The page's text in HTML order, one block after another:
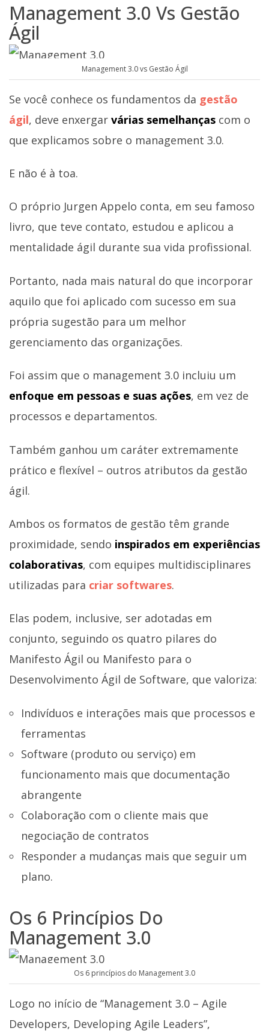
Management 3.0 Vs Gestão
Ágil
Management 3.0 vs Gestão Ágil
Se você conhece os fundamentos da gestão
ágil, deve enxergar várias semelhanças com o
que explicamos sobre o management 3.0.
E não é à toa.
O próprio Jurgen Appelo conta, em seu famoso
livro, que teve contato, estudou e aplicou a
mentalidade ágil durante sua vida profissional.
Portanto, nada mais natural do que incorporar
aquilo que foi aplicado com sucesso em sua
própria sugestão para um melhor
gerenciamento das organizações.
Foi assim que o management 3.0 incluiu um
enfoque em pessoas e suas ações, em vez de
processos e departamentos.
Também ganhou um caráter extremamente
prático e flexível – outros atributos da gestão
ágil.
Ambos os formatos de gestão têm grande
proximidade, sendo inspirados em experiências
colaborativas, com equipes multidisciplinares
utilizadas para criar softwares.
Elas podem, inclusive, ser adotadas em
conjunto, seguindo os quatro pilares do
Manifesto Ágil ou Manifesto para o
Desenvolvimento Ágil de Software, que valoriza:
Indivíduos e interações mais que processos e
ferramentas
Software (produto ou serviço) em
funcionamento mais que documentação
abrangente
Colaboração com o cliente mais que
negociação de contratos
Responder a mudanças mais que seguir um
plano.
Os 6 Princípios Do
Management 3.0
Os 6 princípios do Management 3.0
Logo no início de “Management 3.0 – Agile
Developers, Developing Agile Leaders”,